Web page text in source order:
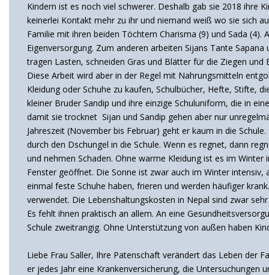
Kindern ist es noch viel schwerer. Deshalb gab sie 2018 ihre
keinerlei Kontakt mehr zu ihr und niemand weiß wo sie sich
Familie mit ihren beiden Töchtern Charisma (9) und Sada
Eigenversorgung. Zum anderen arbeiten Sijans Tante
tragen Lasten, schneiden Gras und Blätter für die Ziegen
Diese Arbeit wird aber in der Regel mit Nahrungsmitteln
Kleidung oder Schuhe zu kaufen, Schulbücher, Hefte, Stifte,
kleiner Bruder Sandip und ihre einzige Schuluniform, die in
damit sie trocknet Sijan und Sandip gehen aber nur
Jahreszeit (November bis Februar) geht er kaum in die
durch den Dschungel in die Schule. Wenn es regnet, dann
und nehmen Schaden. Ohne warme Kleidung ist es im
Fenster geöffnet. Die Sonne ist zwar auch im Winter
einmal feste Schuhe haben, frieren und werden häufiger
verwendet. Die Lebenshaltungskosten in Nepal sind zwar
Es fehlt ihnen praktisch an allem. An eine
Schule zweitrangig. Ohne Unterstützung von außen haben
Liebe Frau Saller, Ihre Patenschaft verändert das Leben der
er jedes Jahr eine Krankenversicherung, die Untersuchungen